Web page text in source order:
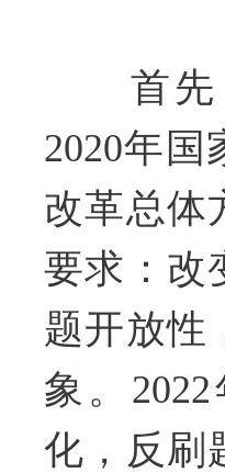
首先
2020年
改革总体
要求：改
题开放性
象。
化，反刷